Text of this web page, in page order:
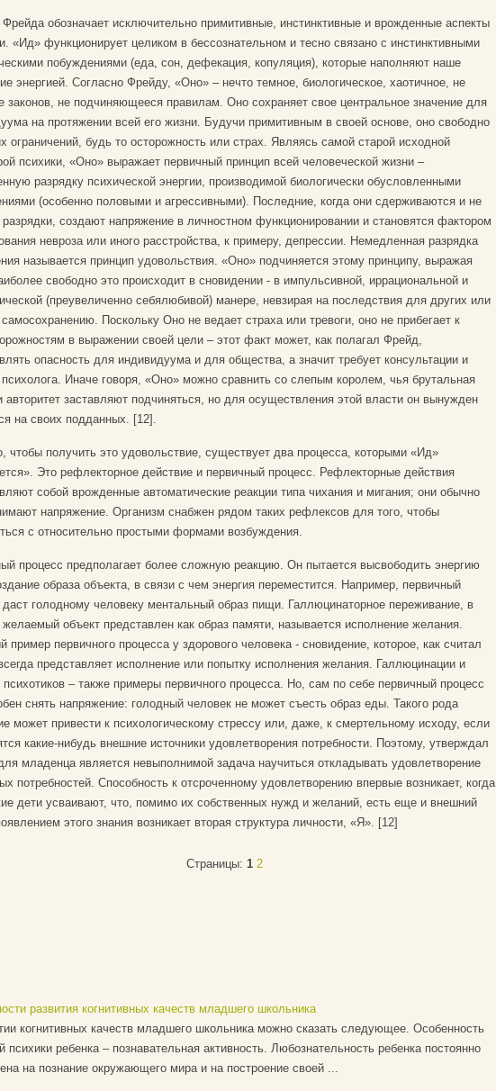
обозначает исключительно примитивные, инстинктивные и врожденные аспекты
«Ид» функционирует целиком в бессознательном и тесно связано с инстинктивными
побуждениями (еда, сон, дефекация, копуляция), которые наполняют наше
энергией. Согласно Фрейду, «Оно» – нечто темное, биологическое, хаотичное, не
законов, не подчиняющееся правилам. Оно сохраняет свое центральное значение для
на протяжении всей его жизни. Будучи примитивным в своей основе, оно свободно
ограничений, будь то осторожность или страх. Являясь самой старой исходной
психики, «Оно» выражает первичный принцип всей человеческой жизни –
разрядку психической энергии, производимой биологически обусловленными
(особенно половыми и агрессивными). Последние, когда они сдерживаются и не
разрядки, создают напряжение в личностном функционировании и становятся фактором
невроза или иного расстройства, к примеру, депрессии. Немедленная разрядка
называется принцип удовольствия. «Оно» подчиняется этому принципу, выражая
свободно это происходит в сновидении - в импульсивной, иррациональной и
(преувеличенно себялюбивой) манере, невзирая на последствия для других или
самосохранению. Поскольку Оно не ведает страха или тревоги, оно не прибегает к
в выражении своей цели – этот факт может, как полагал Фрейд,
опасность для индивидуума и для общества, а значит требует консультации и
Иначе говоря, «Оно» можно сравнить со слепым королем, чья брутальная
авторитет заставляют подчиняться, но для осуществления этой власти он вынужден
на своих подданных. [12].
чтобы получить это удовольствие, существует два процесса, которыми «Ид»
Это рефлекторное действие и первичный процесс. Рефлекторные действия
собой врожденные автоматические реакции типа чихания и мигания; они обычно
напряжение. Организм снабжен рядом таких рефлексов для того, чтобы
с относительно простыми формами возбуждения.
процесс предполагает более сложную реакцию. Он пытается высвободить энергию
образа объекта, в связи с чем энергия переместится. Например, первичный
даст голодному человеку ментальный образ пищи. Галлюцинаторное переживание, в
желаемый объект представлен как образ памяти, называется исполнение желания.
пример первичного процесса у здорового человека - сновидение, которое, как считал
представляет исполнение или попытку исполнения желания. Галлюцинации и
психотиков – также примеры первичного процесса. Но, сам по себе первичный процесс
снять напряжение: голодный человек не может съесть образ еды. Такого рода
может привести к психологическому стрессу или, даже, к смертельному исходу, если
какие-нибудь внешние источники удовлетворения потребности. Поэтому, утверждал
младенца является невыполнимой задача научиться откладывать удовлетворение
потребностей. Способность к отсроченному удовлетворению впервые возникает, когда
дети усваивают, что, помимо их собственных нужд и желаний, есть еще и внешний
этого знания возникает вторая структура личности, «Я». [12]
Страницы: 1 2
развития когнитивных качеств младшего школьника
когнитивных качеств младшего школьника можно сказать следующее. Особенность
психики ребенка – познавательная активность. Любознательность ребенка постоянно
на познание окружающего мира и на построение своей ...